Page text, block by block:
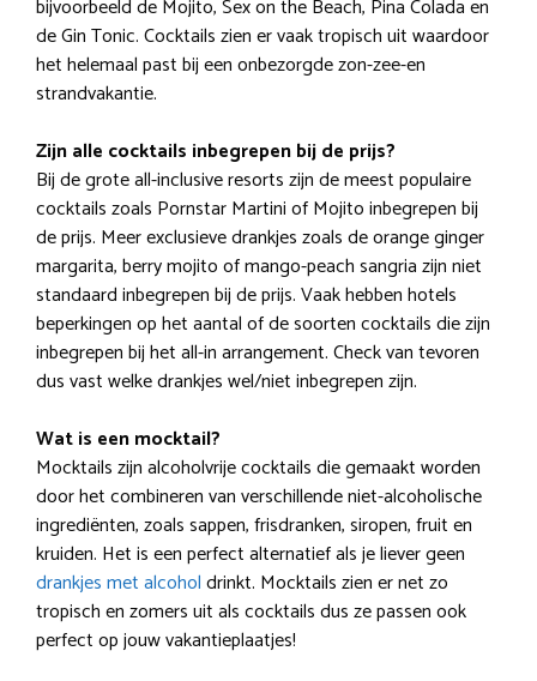
bijvoorbeeld de Mojito, Sex on the Beach, Pina Colada en
de Gin Tonic. Cocktails zien er vaak tropisch uit waardoor
het helemaal past bij een onbezorgde zon-zee-en
strandvakantie.
Zijn alle cocktails inbegrepen bij de prijs?
Bij de grote all-inclusive resorts zijn de meest populaire
cocktails zoals Pornstar Martini of Mojito inbegrepen bij
de prijs. Meer exclusieve drankjes zoals de orange ginger
margarita, berry mojito of mango-peach sangria zijn niet
standaard inbegrepen bij de prijs. Vaak hebben hotels
beperkingen op het aantal of de soorten cocktails die zijn
inbegrepen bij het all-in arrangement. Check van tevoren
dus vast welke drankjes wel/niet inbegrepen zijn.
Wat is een mocktail?
Mocktails zijn alcoholvrije cocktails die gemaakt worden
door het combineren van verschillende niet-alcoholische
ingrediënten, zoals sappen, frisdranken, siropen, fruit en
kruiden. Het is een perfect alternatief als je liever geen
drankjes met alcoholdrinkt. Mocktails zien er net zo
tropisch en zomers uit als cocktails dus ze passen ook
perfect op jouw vakantieplaatjes!